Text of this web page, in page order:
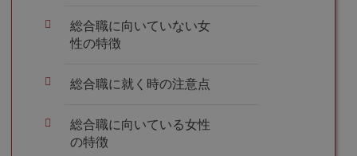
総合職に向いていない女
性の特徴
総合職に就く時の注意点
総合職に向いている女性
の特徴